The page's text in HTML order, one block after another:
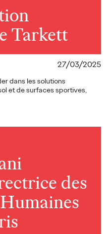
Tarkett
27/03/2025
dans les solutions
et de surfaces sportives,
des